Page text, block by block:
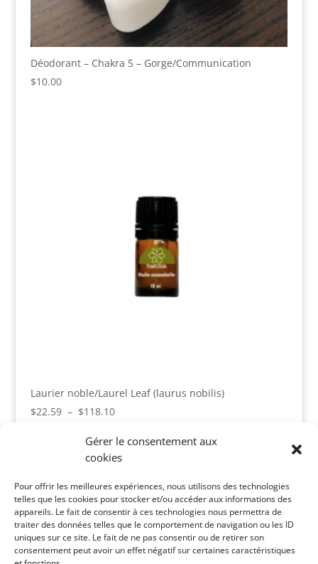
Gérer le consentement aux
cookies
Pour offrir les meilleures expériences, nous utilisons des technologies
telles que les cookies pour stocker et/ou accéder aux informations des
appareils. Le fait de consentir à ces technologies nous permettra de
traiter des données telles que le comportement de navigation ou les ID
uniques sur ce site. Le fait de ne pas consentir ou de retirer son
consentement peut avoir un effet négatif sur certaines caractéristiques
Déodorant – Chakra 5 – Gorge/Communication
$10.00
Laurier noble/Laurel Leaf (laurus nobilis)
$22.59 – $118.10Plage
prix :
$22.59
$118.10
Votre panier est vide.
Catégories de produits